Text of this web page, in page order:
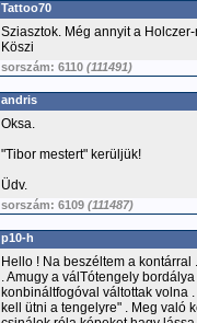
Tattoo70
Sziasztok. Még annyit a
Köszi
sorszám: 6110 (111491)
andris
Oksa.
"Tibor mestert" kerüljük!
Üdv.
sorszám: 6109 (111487)
p10-h
Hello ! Na beszéltem a
. Amugy a válTótengely
konbináltfogóval váltottak volna
kell ütni a tengelyre" . Meg való